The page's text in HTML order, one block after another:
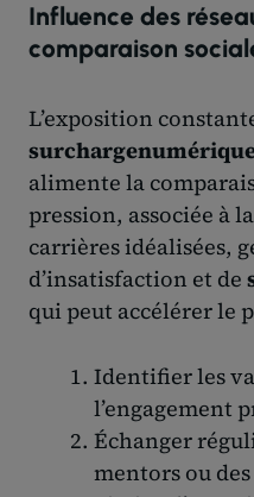
Influence des
comparaison
L’exposition
alimente la
pression, associée à
carrières idéalisées,
d’insatisfaction et de
qui peut accélérer le
Identifier les
l’engagement
Échanger
mentors ou